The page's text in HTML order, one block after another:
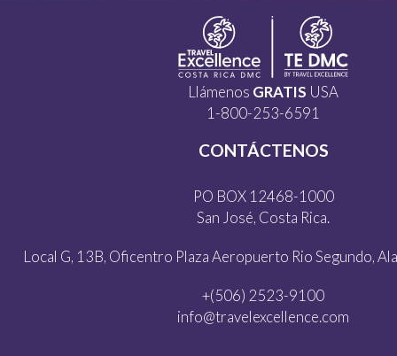
Llámenos GRATIS USA
1-800-253-6591
CONTÁCTENOS
PO BOX 12468-1000
San José, Costa Rica.
Local G, 13B, Oficentro Plaza Aeropuerto Rio Segundo,
+(506) 2523-9100
info@travelexcellence.com